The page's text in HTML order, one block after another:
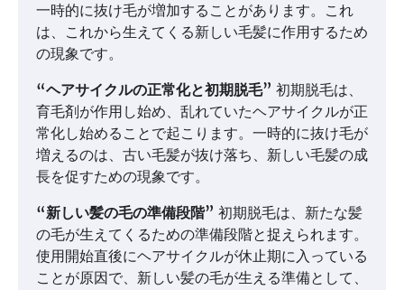
一時的に抜け毛が増加することがあります。これ
は、これから生えてくる新しい毛髪に作用するため
の現象です。
“ヘアサイクルの正常化と初期脱毛” 初期脱毛は、
育毛剤が作用し始め、乱れていたヘアサイクルが正
常化し始めることで起こります。一時的に抜け毛が
増えるのは、古い毛髪が抜け落ち、新しい毛髪の成
長を促すための現象です。
“新しい髪の毛の準備段階” 初期脱毛は、新たな髪
の毛が生えてくるための準備段階と捉えられます。
使用開始直後にヘアサイクルが休止期に入っている
ことが原因で、新しい髪の毛が生える準備として、